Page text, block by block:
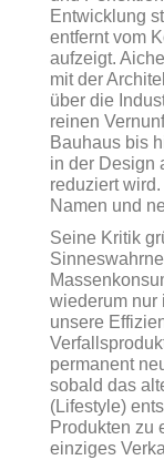
Entwicklung
entfernt vom
aufzeigt.
mit der
über die
reinen
Bauhaus bis
in der Design
reduziert
Namen und
Seine Kritik
wiederum nur
unsere
permanent
sobald das
(Lifestyle)
Produkten zu
einziges